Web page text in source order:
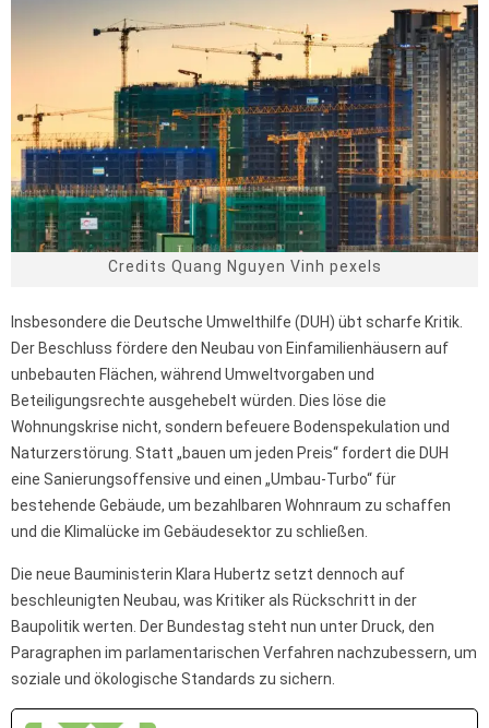
Credits Quang Nguyen Vinh pexels
Insbesondere die Deutsche Umwelthilfe (DUH) übt scharfe Kritik.
Der Beschluss fördere den Neubau von Einfamilienhäusern auf
unbebauten Flächen, während Umweltvorgaben und
Beteiligungsrechte ausgehebelt würden. Dies löse die
Wohnungskrise nicht, sondern befeuere Bodenspekulation und
Naturzerstörung. Statt „bauen um jeden Preis“ fordert die DUH
eine Sanierungsoffensive und einen „Umbau-Turbo“ für
bestehende Gebäude, um bezahlbaren Wohnraum zu schaffen
und die Klimalücke im Gebäudesektor zu schließen.
Die neue Bauministerin Klara Hubertz setzt dennoch auf
beschleunigten Neubau, was Kritiker als Rückschritt in der
Baupolitik werten. Der Bundestag steht nun unter Druck, den
Paragraphen im parlamentarischen Verfahren nachzubessern, um
soziale und ökologische Standards zu sichern.